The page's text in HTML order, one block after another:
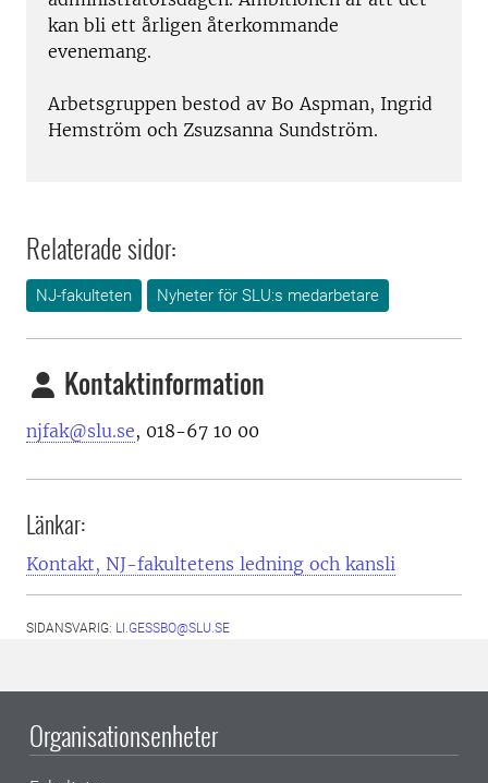
kan bli ett årligen återkommande
evenemang.
Arbetsgruppen bestod av Bo Aspman, Ingrid
Hemström och Zsuzsanna Sundström.
Relaterade sidor:
NJ-fakulteten Nyheter för SLU:s medarbetare
Kontaktinformation
njfak@slu.se, 018-67 10 00
Länkar:
Kontakt, NJ-fakultetens ledning och kansli
SIDANSVARIG: LI.GESSBO@SLU.SE
Organisationsenheter